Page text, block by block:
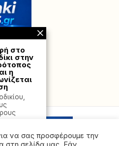
να σας προσφέρουμε την
στο
στην
η